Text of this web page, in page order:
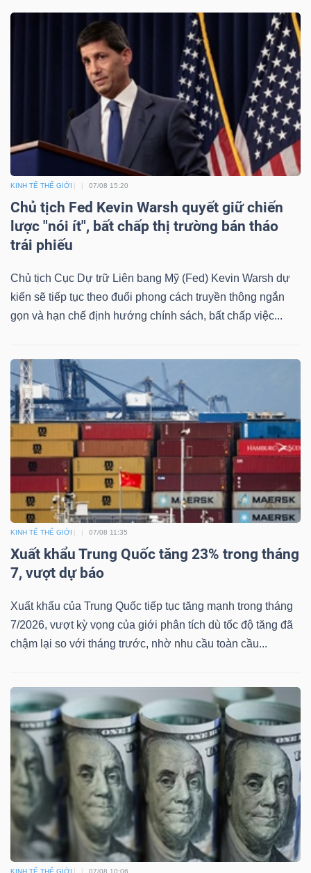
KINH TẾ THẾ GIỚI 07/08 15:20
Chủ tịch Fed Kevin Warsh quyết giữ chiến
lược "nói ít", bất chấp thị trường bán tháo
trái phiếu
Chủ tịch Cục Dự trữ Liên bang Mỹ (Fed) Kevin Warsh dự
kiến sẽ tiếp tục theo đuổi phong cách truyền thông ngắn
gọn và hạn chế định hướng chính sách, bất chấp việc...
KINH TẾ THẾ GIỚI 07/08 11:35
Xuất khẩu Trung Quốc tăng 23% trong tháng
7, vượt dự báo
Xuất khẩu của Trung Quốc tiếp tục tăng mạnh trong tháng
7/2026, vượt kỳ vọng của giới phân tích dù tốc độ tăng đã
chậm lại so với tháng trước, nhờ nhu cầu toàn cầu...
KINH TẾ THẾ GIỚI 07/08 10:06
Sách
tài
chính
đầu
tư
Truyền
thông
chính
Dữ
liệu